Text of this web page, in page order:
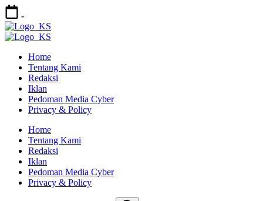
-
Home
Tentang Kami
Redaksi
Iklan
Pedoman Media Cyber
Privacy & Policy
Home
Tentang Kami
Redaksi
Iklan
Pedoman Media Cyber
Privacy & Policy